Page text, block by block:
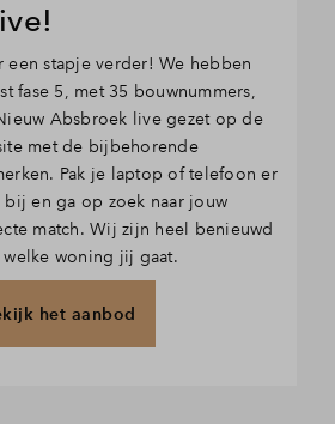
een stapje verder! We hebben
fase 5, met 35 bouwnummers,
Absbroek live gezet op de
met de bijbehorende
Pak je laptop of telefoon er
bij en ga op zoek naar jouw
match. Wij zijn heel benieuwd
woning jij gaat.
het aanbod